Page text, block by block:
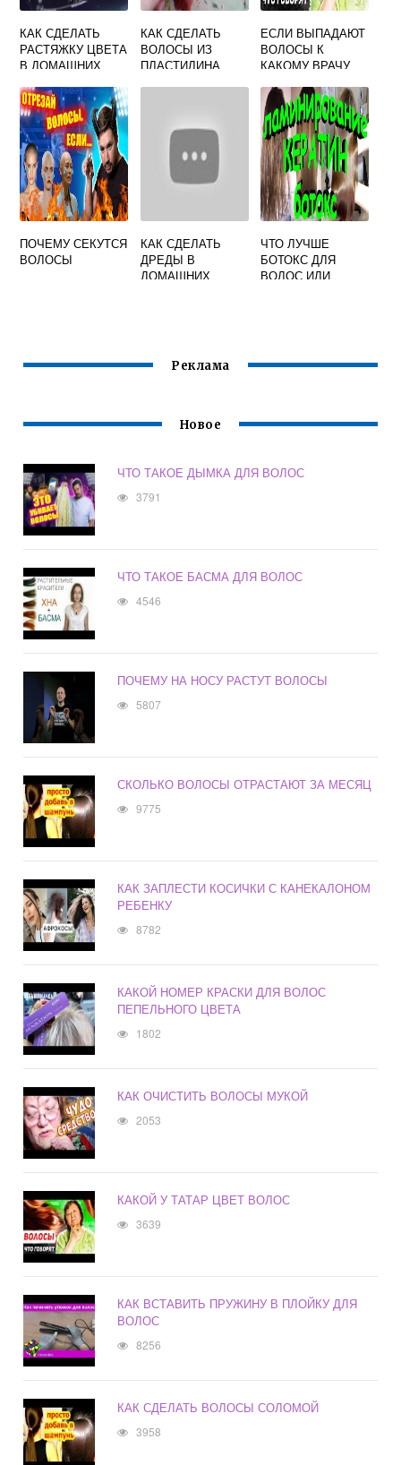
КАК СДЕЛАТЬ
РАСТЯЖКУ ЦВЕТА
В ДОМАШНИХ
ВОЛОСАХ
КАК СДЕЛАТЬ
ВОЛОСЫ ИЗ
ПЛАСТИЛИНА
ЕСЛИ ВЫПАДАЮТ
ВОЛОСЫ К
КАКОМУ ВРАЧУ
ПОЧЕМУ СЕКУТСЯ
ВОЛОСЫ
КАК СДЕЛАТЬ
ДРЕДЫ В
ДОМАШНИХ
ЧТО ЛУЧШЕ
БОТОКС ДЛЯ
ВОЛОС ИЛИ
Реклама
Новое
ЧТО ТАКОЕ ДЫМКА ДЛЯ ВОЛОС
3791
ЧТО ТАКОЕ БАСМА ДЛЯ ВОЛОС
4546
ПОЧЕМУ НА НОСУ РАСТУТ ВОЛОСЫ
5807
СКОЛЬКО ВОЛОСЫ ОТРАСТАЮТ ЗА МЕСЯЦ
9775
КАК ЗАПЛЕСТИ КОСИЧКИ С КАНЕКАЛОНОМ
РЕБЕНКУ
8782
КАКОЙ НОМЕР КРАСКИ ДЛЯ ВОЛОС
ПЕПЕЛЬНОГО ЦВЕТА
1802
КАК ОЧИСТИТЬ ВОЛОСЫ МУКОЙ
2053
КАКОЙ У ТАТАР ЦВЕТ ВОЛОС
3639
КАК ВСТАВИТЬ ПРУЖИНУ В ПЛОЙКУ ДЛЯ
ВОЛОС
8256
КАК СДЕЛАТЬ ВОЛОСЫ СОЛОМОЙ
3958